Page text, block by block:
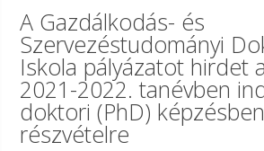
A Gazdálkodás- és
Szervezéstudományi
Iskola pályázatot hirdet a
2021-2022. tanévben
doktori (PhD)
részvételre